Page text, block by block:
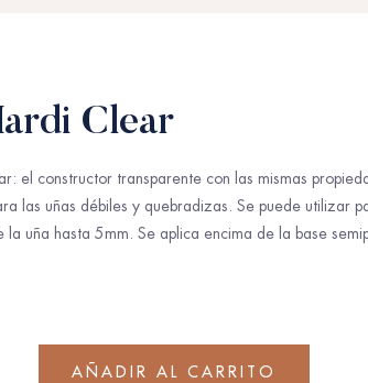
Clear
el constructor transparente con las mismas
las uñas débiles y quebradizas. Se puede utilizar
la uña hasta 5mm. Se aplica encima de la base
AÑADIR AL CARRITO